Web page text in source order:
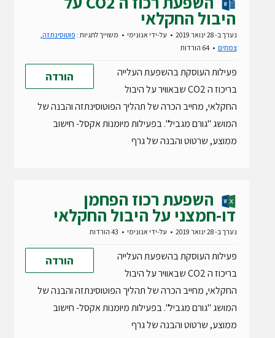
היבול החקלאי
נערך ב- 28 ינואר 2019 על-ידי אנונימי משוייך לתגיות : פוטוסינתזה,
צמחים
הורדה
פעילות העוסקת בהשפעת העלייה
בריכוז ה CO2 שבאוויר על היבול
החקלאי, מחייב הכרה של תהליך הפוטוסינתזה והבנה של
המושג "גורם מגביל". בפעילות מיומנות אקסל- חישוב
ממוצע, שרטוט והבנה של גרף
השפעת רכוז הפחמן
דו-חמצני על היבול החקלאי
נערך ב- 28 ינואר 2019 על-ידי אנונימי
הורדה
פעילות העוסקת בהשפעת העלייה
בריכוז ה CO2 שבאוויר על היבול
החקלאי, מחייב הכרה של תהליך הפוטוסינתזה והבנה של
המושג "גורם מגביל". בפעילות מיומנות אקסל- חישוב
ממוצע, שרטוט והבנה של גרף